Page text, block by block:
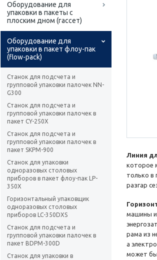
Оборудование для
упаковки в пакеты с
плоским дном (гассет)
Оборудование для
упаковки в пакет флоу-пак
(flow-pack)
Станок для подсчета и
групповой упаковки палочек NN-
G300
Станок для подсчета и
групповой упаковки палочек в
пакет CY-250X
Станок для подсчета и
групповой упаковки палочек в
пакет SKPM-900
Станок для упаковки
одноразовых столовых
приборов в пакет флоу-пак LP-
350X
Горизонтальный упаковщик
одноразовых столовых
приборов LC-350DXS
Станок для подсчета и
групповой упаковки палочек в
пакет BDPM-300D
Станок для упаковки в
Линия
которое
только в
разгар
машины и
рама из
а
может